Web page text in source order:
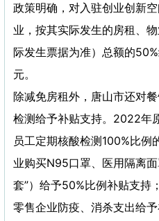
政策明确，对入驻创业创新
业，按其实际发生的房租、
际发生票据为准）总额的
元。
除减免房租外，唐山市还对
检测给予补贴支持。2022年
员工定期核酸检测100%比例
业购买N95口罩、医用隔离
套”）给予50%比例补贴支持
零售企业防疫、消杀支出给予